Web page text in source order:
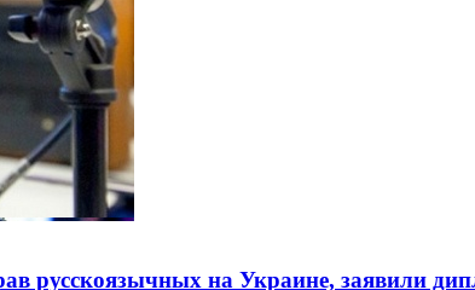
русскоязычных на Украине, заявили